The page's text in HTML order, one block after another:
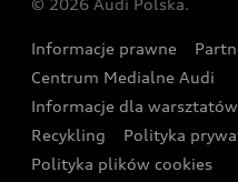
Wyszukaj najbliższego
Oferta dla
Oferta dla klientów
Kalkulator rat
Zasięg
Gwarancja
Akcje serwisowe Audi
Katalog online akcesoriów
Audi i Muzeum Sztuki
Audi driving experience
Audi quattro Cup
© 2026 Audi Polska.
Informacje prawne
Centrum Medialne Audi
Informacje dla warsztatów
Recykling
Polityka
Polityka plików cookies